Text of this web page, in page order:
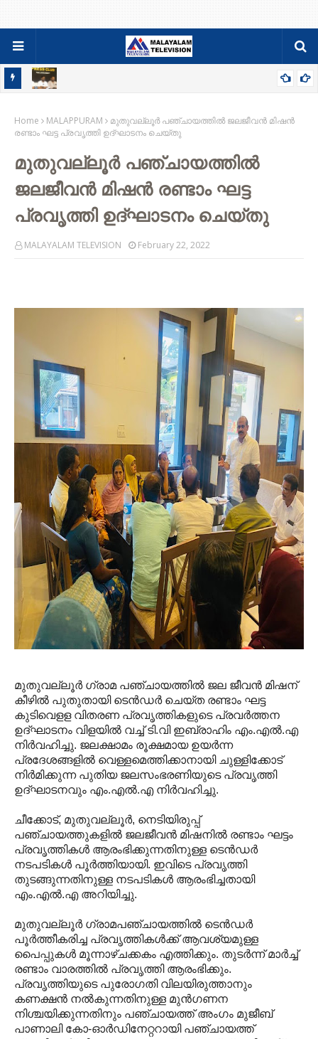
9ന്
Home MALAPPURAM
മുതുവല്ലൂര്‍ പഞ്ചായത്തില്‍ ജലജീവന്‍ മിഷന്‍
രണ്ടാം ഘട്ട പ്രവൃത്തി ഉദ്ഘാടനം ചെയ്തു
മുതുവല്ലൂര്‍ പഞ്ചായത്തില്‍
ജലജീവന്‍ മിഷന്‍ രണ്ടാം ഘട്ട
പ്രവൃത്തി ഉദ്ഘാടനം ചെയ്തു
MALAYALAM TELEVISION February 22, 2022
മുതുവല്ലൂര്‍ ഗ്രാമ പഞ്ചായത്തില്‍ ജല ജീവന്‍ മിഷന്
കീഴില്‍ പുതുതായി ടെന്‍ഡര്‍ ചെയ്ത രണ്ടാം ഘട്ട
കുടിവെളള വിതരണ പ്രവൃത്തികളുടെ പ്രവര്‍ത്തന
ഉദ്ഘാടനം വിളയില്‍ വച്ച് ടി.വി ഇബ്രാഹിം എം.എല്‍.എ
നിര്‍വഹിച്ചു. ജലക്ഷാമം രൂക്ഷമായ ഉയര്‍ന്ന
പ്രദേശങ്ങളില്‍ വെള്ളമെത്തിക്കാനായി ചുള്ളിക്കോട്
നിര്‍മിക്കുന്ന പുതിയ ജലസംഭരണിയുടെ പ്രവൃത്തി
ഉദ്ഘാടനവും എം.എല്‍.എ നിര്‍വഹിച്ചു.
ചീക്കോട്, മുതുവല്ലൂര്‍, നെടിയിരുപ്പ്
പഞ്ചായത്തുകളില്‍ ജലജീവന്‍ മിഷനില്‍ രണ്ടാം ഘട്ടം
പ്രവൃത്തികള്‍ ആരംഭിക്കുന്നതിനുള്ള ടെന്‍ഡര്‍
നടപടികള്‍ പൂര്‍ത്തിയായി. ഇവിടെ പ്രവൃത്തി
തുടങ്ങുന്നതിനുള്ള നടപടികള്‍ ആരംഭിച്ചതായി
എം.എല്‍.എ അറിയിച്ചു.
മുതുവല്ലൂര്‍ ഗ്രാമപഞ്ചായത്തില്‍ ടെന്‍ഡര്‍
പൂര്‍ത്തീകരിച്ച പ്രവൃത്തികള്‍ക്ക് ആവശ്യമുള്ള
പൈപ്പുകള്‍ മൂന്നാഴ്ചക്കകം എത്തിക്കും. തുടര്‍ന്ന് മാര്‍ച്ച്
രണ്ടാം വാരത്തില്‍ പ്രവൃത്തി ആരംഭിക്കും.
പ്രവൃത്തിയുടെ പുരോഗതി വിലയിരുത്താനും
കണക്ഷന്‍ നല്‍കുന്നതിനുള്ള മുന്‍ഗണന
നിശ്ചയിക്കുന്നതിനും പഞ്ചായത്ത് അംഗം മുജീബ്
പാണാലി കോ-ഓര്‍ഡിനേറ്ററായി പഞ്ചായത്ത്